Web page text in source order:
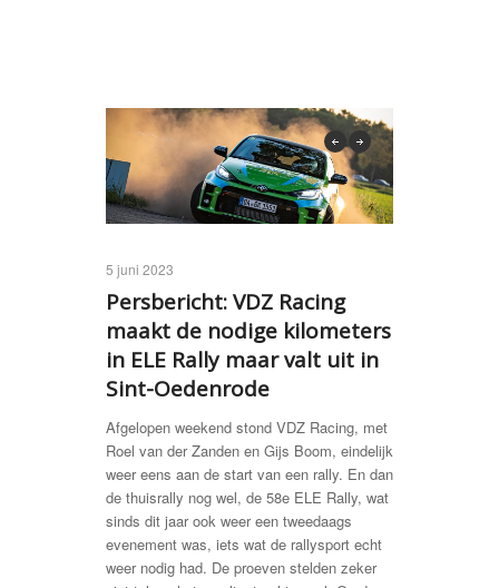
previous
5 juni 2023
Persbericht: VDZ Racing
maakt de nodige kilometers
in ELE Rally maar valt uit in
Sint-Oedenrode
Afgelopen weekend stond VDZ Racing, met
Roel van der Zanden en Gijs Boom, eindelijk
weer eens aan de start van een rally. En dan
de thuisrally nog wel, de 58e ELE Rally, wat
sinds dit jaar ook weer een tweedaags
evenement was, iets wat de rallysport echt
weer nodig had. De proeven stelden zeker